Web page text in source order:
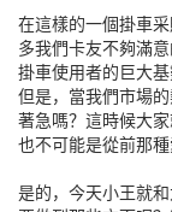
在這樣的一個掛車
多我們卡友不夠滿
掛車使用者的巨大基
但是，當我們市場
著急嗎？這時候大
也不可能是從前那種
是的，今天小王就